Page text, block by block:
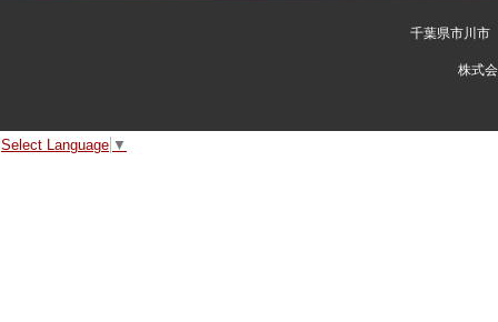
千葉県市川市
株式
Select Language ▼